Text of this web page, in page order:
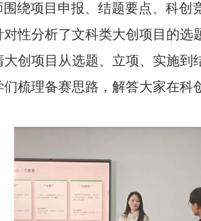
围绕项目申报、结题要点、科创
性分析了文科类大创项目的
创项目从选题、立项、实施到
梳理备赛思路，解答大家在